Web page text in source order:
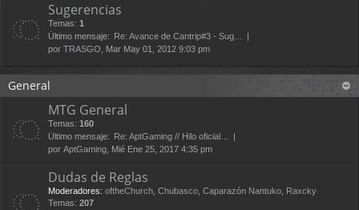
Sugerencias
Temas: 1
Último mensaje:
Re: Avance de Cantrip#3 - Sug…
por TRASGO, Mar May 01, 2012 9:03 pm
General
MTG General
Temas: 160
Último mensaje:
Re: AptGaming // Hilo oficial…
por AptGaming, Mié Ene 25, 2017 4:35 pm
Dudas de Reglas
Moderadores: oftheChurch, Chubasco, Caparazón Nantuko, Raxcky
Temas: 207